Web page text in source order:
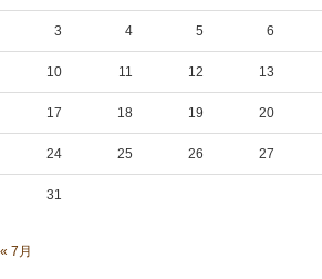
3 4 5 6
10 11 12 13
17 18 19 20
24 25 26 27
31
« 7月